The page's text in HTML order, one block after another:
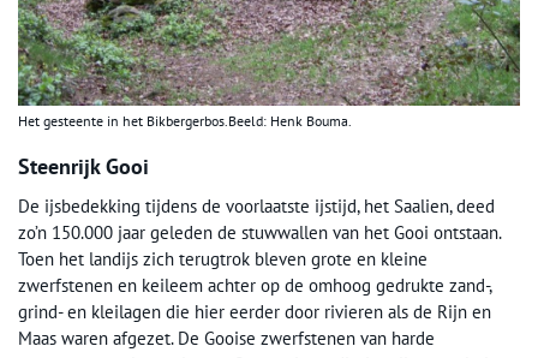
Het gesteente in het Bikbergerbos.Beeld: Henk Bouma.
Steenrijk Gooi
De ijsbedekking tijdens de voorlaatste ijstijd, het Saalien, deed
zo’n 150.000 jaar geleden de stuwwallen van het Gooi ontstaan.
Toen het landijs zich terugtrok bleven grote en kleine
zwerfstenen en keileem achter op de omhoog gedrukte zand-,
grind- en kleilagen die hier eerder door rivieren als de Rijn en
Maas waren afgezet. De Gooise zwerfstenen van harde